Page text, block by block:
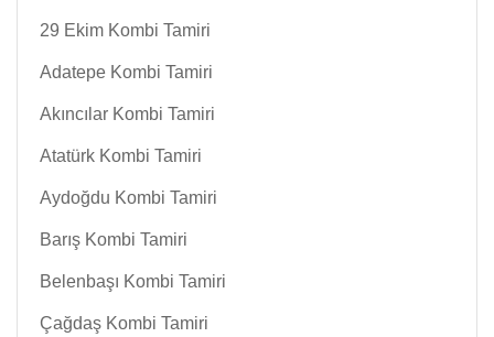
29 Ekim Kombi Tamiri
Adatepe Kombi Tamiri
Akıncılar Kombi Tamiri
Atatürk Kombi Tamiri
Aydoğdu Kombi Tamiri
Barış Kombi Tamiri
Belenbaşı Kombi Tamiri
Çağdaş Kombi Tamiri